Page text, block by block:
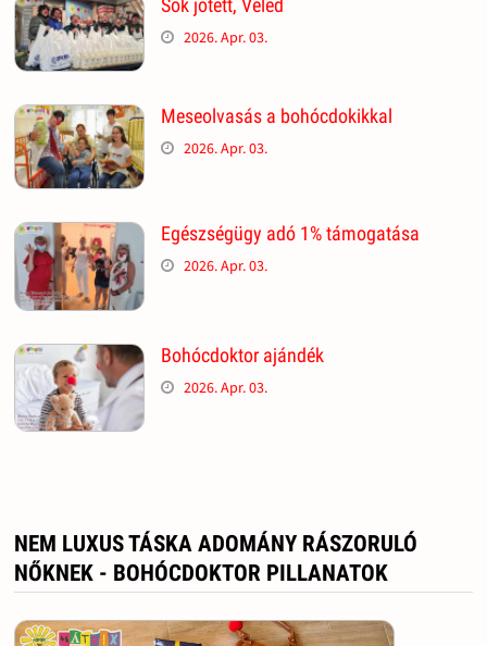
Sok jótett, Veled
2026. Apr. 03.
Meseolvasás a bohócdokikkal
2026. Apr. 03.
Egészségügy adó 1% támogatása
2026. Apr. 03.
Bohócdoktor ajándék
2026. Apr. 03.
NEM LUXUS TÁSKA ADOMÁNY RÁSZORULÓ
NŐKNEK - BOHÓCDOKTOR PILLANATOK